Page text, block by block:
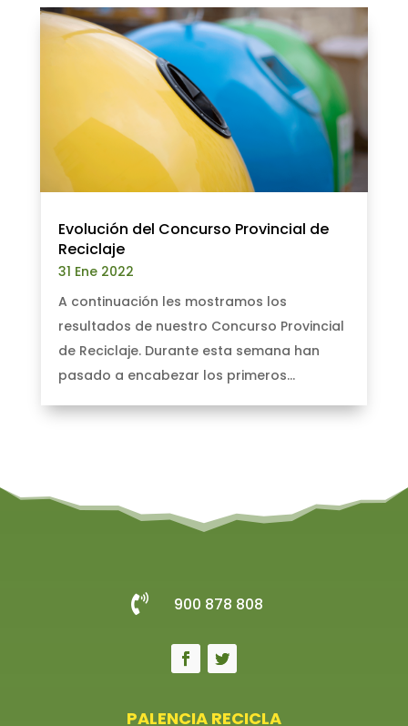
Evolución del Concurso Provincial de
Reciclaje
31 Ene 2022
A continuación les mostramos los
resultados de nuestro Concurso Provincial
de Reciclaje. Durante esta semana han
pasado a encabezar los primeros...
 900 878 808
PALENCIA RECICLA